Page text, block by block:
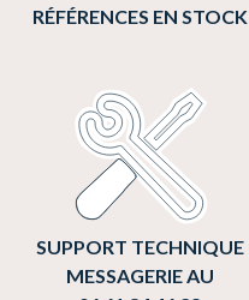
RÉFÉRENCES EN STOCK
SUPPORT TECHNIQUE
MESSAGERIE AU